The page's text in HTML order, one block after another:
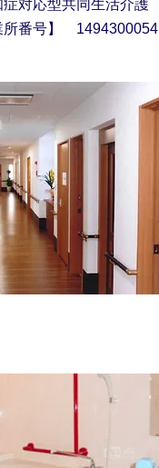
対応型共同生活介護
所番号】 1494300054